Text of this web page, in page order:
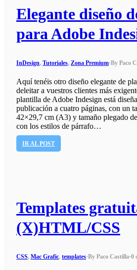
Elegante diseño
para Adobe
InDesign, Tutoriales, Zona Premium·By Paco
Aquí tenéis otro diseño elegante de
deleitar a vuestros clientes más
plantilla de Adobe Indesign está
publicación a cuatro páginas, con un
42×29,7 cm (A3) y tamaño plegado
con los estilos de párrafo…
IR AL POST
Templates
(X)HTML/CSS
CSS, Mac Grafic, templates·By Paco Castilla·0